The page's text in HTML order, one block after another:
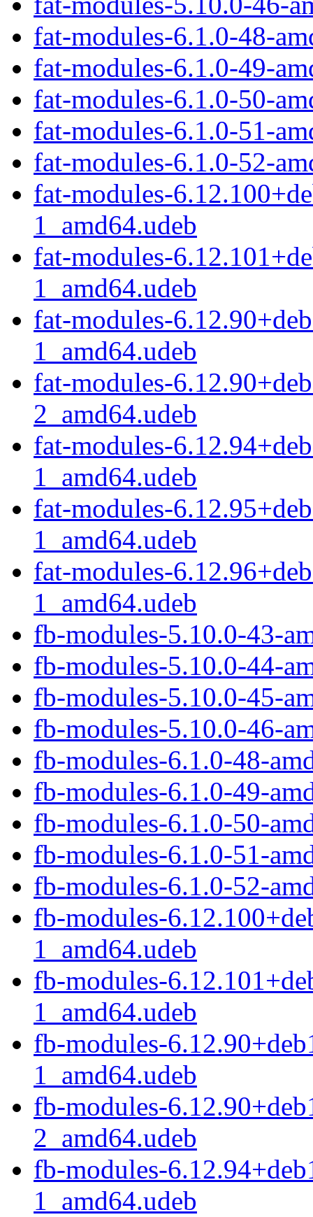
fat-modules-6.1.0-48-
fat-modules-6.1.0-49-
fat-modules-6.1.0-50-
fat-modules-6.1.0-51-
fat-modules-6.1.0-52-
fat-modules-
1_amd64.udeb
fat-modules-
1_amd64.udeb
fat-modules-
1_amd64.udeb
fat-modules-
2_amd64.udeb
fat-modules-
1_amd64.udeb
fat-modules-
1_amd64.udeb
fat-modules-
1_amd64.udeb
fb-modules-5.10.0-43-
fb-modules-5.10.0-44-
fb-modules-5.10.0-45-
fb-modules-5.10.0-46-
fb-modules-6.1.0-48-
fb-modules-6.1.0-49-
fb-modules-6.1.0-50-
fb-modules-6.1.0-51-
fb-modules-6.1.0-52-
fb-modules-
1_amd64.udeb
fb-modules-
1_amd64.udeb
fb-modules-
1_amd64.udeb
fb-modules-
2_amd64.udeb
fb-modules-
1_amd64.udeb